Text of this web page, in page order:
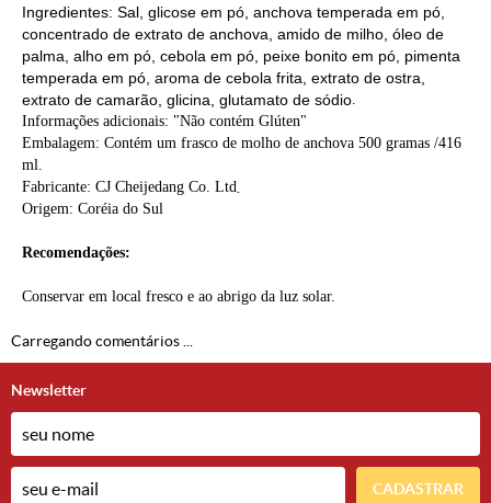
Ingredientes: Sal, glicose em pó, anchova temperada em pó,
concentrado de extrato de anchova, amido de milho, óleo de
palma, alho em pó, cebola em pó, peixe bonito em pó, pimenta
temperada em pó, aroma de cebola frita, extrato de ostra,
extrato de camarão, glicina, glutamato de sódio.
Informações adicionais: "Não contém Glúten"
Embalagem: Contém um frasco de molho de anchova 500 gramas /416
ml.
Fabricante: CJ Cheijedang Co. Ltd
Origem: Coréia do Sul
Recomendações:
Conservar em local fresco e ao abrigo da luz solar.
Carregando comentários ...
Newsletter
CADASTRAR